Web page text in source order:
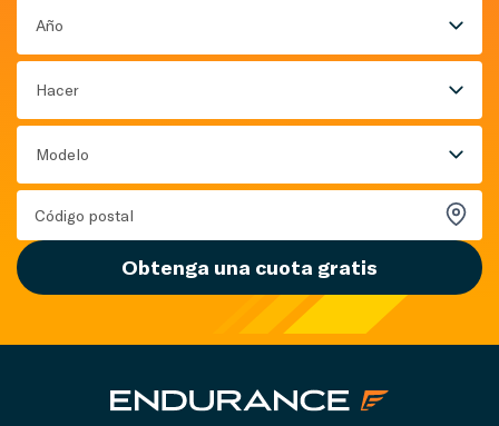
Año
Hacer
Modelo
Obtenga una cuota gratis